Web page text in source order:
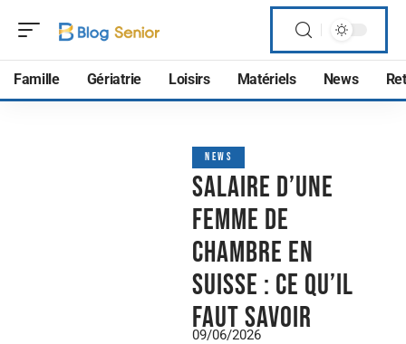
Famille Gériatrie Loisirs Matériels News
NEWS
Salaire d’une
femme de
chambre en
Suisse : ce qu’il
faut savoir
09/06/2026